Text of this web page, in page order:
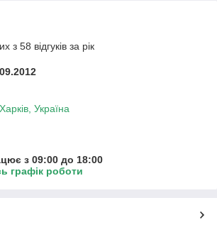
з 58 відгуків за рік
Україна
з 09:00 до 18:00
графік роботи